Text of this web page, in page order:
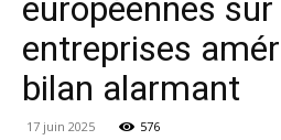
européennes sur
entreprises
bilan alarmant
17 juin 2025 576